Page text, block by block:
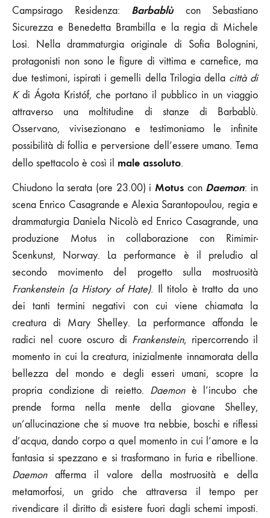
Campsirago Residenza: Barbablùcon Sebastiano
Sicurezza e Benedetta Brambilla e la regia di Michele
Losi. Nella drammaturgia originale di Sofia Bolognini,
protagonisti non sono le figure di vittima e carnefice, ma
due testimoni, ispirati i gemelli della Trilogia della città di
Kdi Ágota Kristóf, che portano il pubblico in un viaggio
attraverso una moltitudine di stanze di Barbablù.
Osservano, vivisezionano e testimoniamo le infinite
possibilità di follia e perversione dell’essere umano. Tema
dello spettacolo è così il male assoluto.
Chiudono la serata (ore 23.00) i Motus con Daemon: in
scena Enrico Casagrande e Alexia Sarantopoulou, regia e
drammaturgia Daniela Nicolò ed Enrico Casagrande, una
produzione Motus in collaborazione con Rimimir-
Scenkunst, Norway. La performance è il preludio al
secondo movimento del progetto sulla mostruosità
Frankenstein (a History of Hate). Il titolo è tratto da uno
dei tanti termini negativi con cui viene chiamata la
creatura di Mary Shelley. La performance affonda le
radici nel cuore oscuro di Frankenstein, ripercorrendo il
momento in cui la creatura, inizialmente innamorata della
bellezza del mondo e degli esseri umani, scopre la
propria condizione di reietto. Daemonè l’incubo che
prende forma nella mente della giovane Shelley,
un’allucinazione che si muove tra nebbie, boschi e riflessi
d’acqua, dando corpo a quel momento in cui l’amore e la
fantasia si spezzano e si trasformano in furia e ribellione.
Daemonafferma il valore della mostruosità e della
metamorfosi, un grido che attraversa il tempo per
rivendicare il diritto di esistere fuori dagli schemi imposti.